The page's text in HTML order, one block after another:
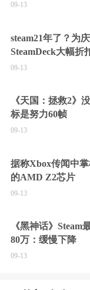
09-13
steam21年了？为
SteamDeck大幅折
09-13
《天国：拯救2》
标是努力60帧
09-13
据称Xbox传闻中
的AMD Z2芯片
09-13
《黑神话》Steam
80万：缓慢下降
09-13